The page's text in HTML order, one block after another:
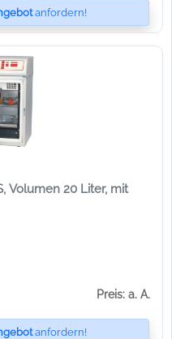
anfordern!
Volumen 20 Liter, mit
Preis: a. A.
anfordern!